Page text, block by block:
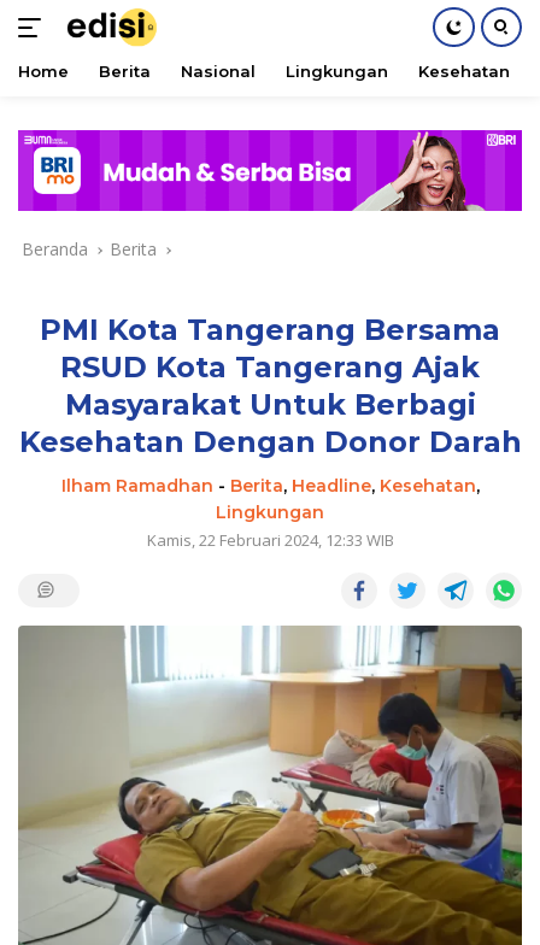
konten
Home Berita Nasional Lingkungan Kesehatan
Beranda Berita
PMI Kota Tangerang Bersama
RSUD Kota Tangerang Ajak
Masyarakat Untuk Berbagi
Kesehatan Dengan Donor Darah
Ilham Ramadhan - Berita, Headline, Kesehatan,
Lingkungan
Kamis, 22 Februari 2024, 12:33 WIB